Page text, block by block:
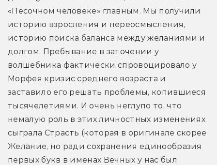
«Песочном человеке» главным. Мы получили
историю взросления и переосмысления,
историю поиска баланса между желаниями и
долгом. Пребывание в заточении у
волшебника фактически спровоцировало у
Морфея кризис среднего возраста и
заставило его решать проблемы, копившиеся
тысячелетиями. И очень неглупо то, что
немалую роль в этих личностных изменениях
сыграла Страсть (которая в оригинале скорее
Желание, но ради сохранения единообразия
первых букв в именах Вечных у нас был